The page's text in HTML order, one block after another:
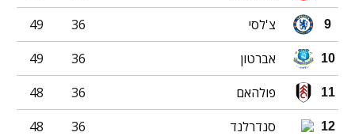
9 צ'לסי 36
49
10 אברטון 36
49
11 פולהאם 36
48
12 סנדרלנד 36
48